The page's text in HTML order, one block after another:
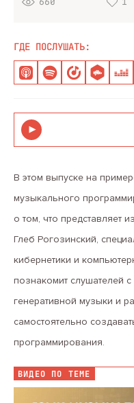
ГДЕ ПОСЛУШАТЬ:
В этом выпуске на
музыкального
о том, что представляет
Глеб Рогозинский,
кибернетики и
познакомит слушателей
генеративной музыки и
самостоятельно
программирования.
ВИДЕО ПО ТЕМЕ